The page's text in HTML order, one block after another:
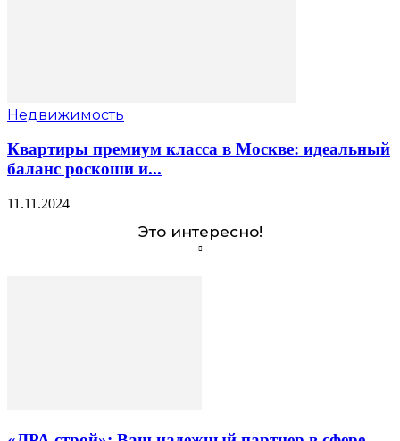
Недвижимость
Квартиры премиум класса в Москве: идеальный
баланс роскоши и...
11.11.2024
Это интересно!